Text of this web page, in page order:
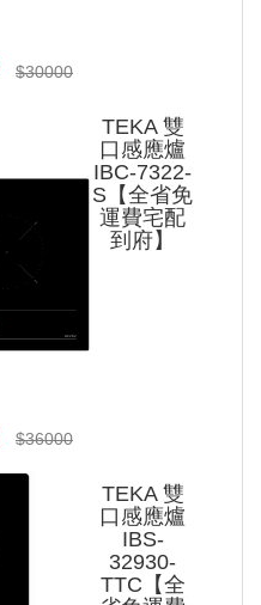
$30000
TEKA 雙
口感應爐
IBC-7322-
S【全省免
運費宅配
到府】
$36000
TEKA 雙
口感應爐
IBS-
32930-
TTC【全